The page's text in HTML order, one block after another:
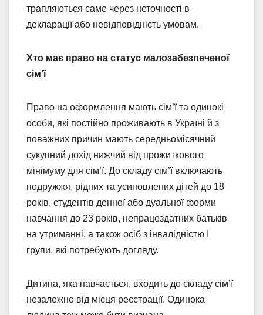
трапляються саме через неточності в
декларації або невідповідність умовам.
Хто має право на статус малозабезпеченої
сім’ї
Право на оформлення мають сім’ї та одинокі
особи, які постійно проживають в Україні й з
поважних причин мають середньомісячний
сукупний дохід нижчий від прожиткового
мінімуму для сім’ї. До складу сім’ї включають
подружжя, рідних та усиновлених дітей до 18
років, студентів денної або дуальної форми
навчання до 23 років, непрацездатних батьків
на утриманні, а також осіб з інвалідністю I
групи, які потребують догляду.
Дитина, яка навчається, входить до складу сім’ї
незалежно від місця реєстрації. Одинока